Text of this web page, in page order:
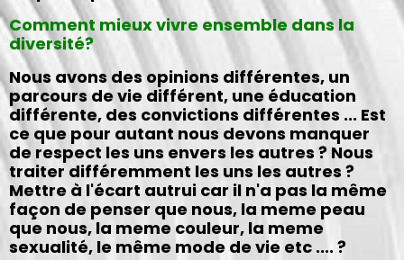
Comment mieux vivre ensemble dans la
diversité?
Nous avons des opinions différentes, un
parcours de vie différent, une éducation
différente, des convictions différentes ... Est
ce que pour autant nous devons manquer
de respect les uns envers les autres ? Nous
traiter différemment les uns les autres ?
Mettre à l'écart autrui car il n'a pas la même
façon de penser que nous, la meme peau
que nous, la meme couleur, la meme
sexualité, le même mode de vie etc .... ?